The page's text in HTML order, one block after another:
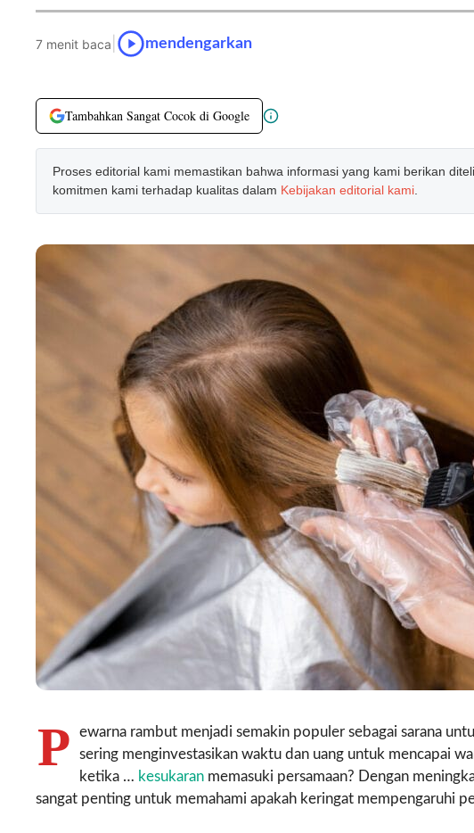
7 menit baca mendengarkan
Tambahkan Sangat Cocok di Google
Proses editorial kami memastikan bahwa informasi yang kami berikan
komitmen kami terhadap kualitas dalam Kebijakan editorial kami
P
ewarna rambut menjadi semakin populer sebagai sarana
sering menginvestasikan waktu dan uang untuk mencapai
ketika … kesukaran memasuki persamaan? Dengan
sangat penting untuk memahami apakah keringat mempengaruhi